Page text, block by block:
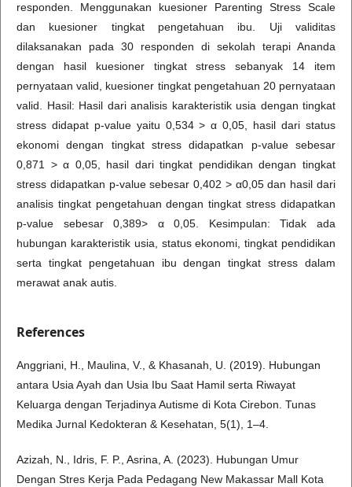
responden. Menggunakan kuesioner Parenting Stress Scale
dan kuesioner tingkat pengetahuan ibu. Uji validitas
dilaksanakan pada 30 responden di sekolah terapi Ananda
dengan hasil kuesioner tingkat stress sebanyak 14 item
pernyataan valid, kuesioner tingkat pengetahuan 20 pernyataan
valid. Hasil: Hasil dari analisis karakteristik usia dengan tingkat
stress didapat p-value yaitu 0,534 > α 0,05, hasil dari status
ekonomi dengan tingkat stress didapatkan p-value sebesar
0,871 > α 0,05, hasil dari tingkat pendidikan dengan tingkat
stress didapatkan p-value sebesar 0,402 > α0,05 dan hasil dari
analisis tingkat pengetahuan dengan tingkat stress didapatkan
p-value sebesar 0,389> α 0,05. Kesimpulan: Tidak ada
hubungan karakteristik usia, status ekonomi, tingkat pendidikan
serta tingkat pengetahuan ibu dengan tingkat stress dalam
merawat anak autis.
References
Anggriani, H., Maulina, V., & Khasanah, U. (2019). Hubungan
antara Usia Ayah dan Usia Ibu Saat Hamil serta Riwayat
Keluarga dengan Terjadinya Autisme di Kota Cirebon. Tunas
Medika Jurnal Kedokteran & Kesehatan, 5(1), 1–4.
Azizah, N., Idris, F. P., Asrina, A. (2023). Hubungan Umur
Dengan Stres Kerja Pada Pedagang New Makassar Mall Kota